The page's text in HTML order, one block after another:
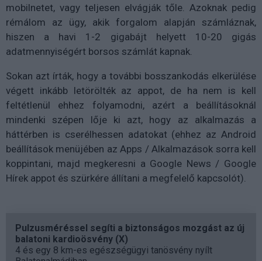
mobilnetet, vagy teljesen elvágják tőle. Azoknak pedig
rémálom az ügy, akik forgalom alapján számláznak,
hiszen a havi 1-2 gigabájt helyett 10-20 gigás
adatmennyiségért borsos számlát kapnak.
Sokan azt írták, hogy a további bosszankodás elkerülése
végett inkább letörölték az appot, de ha nem is kell
feltétlenül ehhez folyamodni, azért a beállításoknál
mindenki szépen lője ki azt, hogy az alkalmazás a
háttérben is cserélhessen adatokat (ehhez az Android
beállítások menüjében az Apps / Alkalmazások sorra kell
koppintani, majd megkeresni a Google News / Google
Hírek appot és szürkére állítani a megfelelő kapcsolót).
Pulzusméréssel segíti a biztonságos mozgást az új
balatoni kardioösvény (X)
4 és egy 8 km-es egészségügyi tanösvény nyílt